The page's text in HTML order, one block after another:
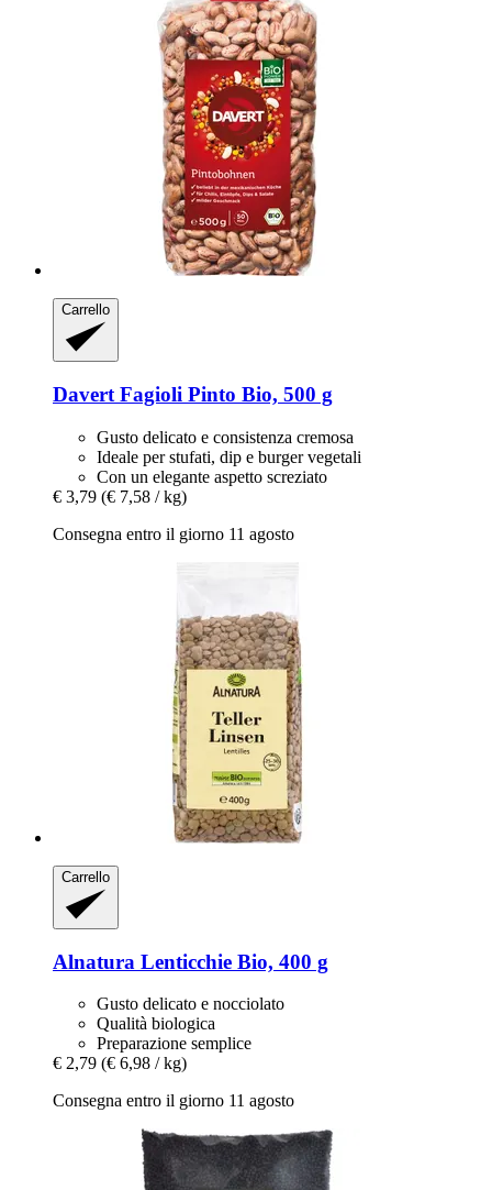
Carrello
Davert Fagioli Pinto Bio, 500 g
Gusto delicato e consistenza cremosa
Ideale per stufati, dip e burger vegetali
Con un elegante aspetto screziato
€ 3,79 (€ 7,58 / kg)
Consegna entro il giorno 11 agosto
Carrello
Alnatura Lenticchie Bio, 400 g
Gusto delicato e nocciolato
Qualità biologica
Preparazione semplice
€ 2,79 (€ 6,98 / kg)
Consegna entro il giorno 11 agosto